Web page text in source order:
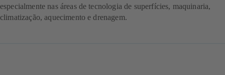
especialmente nas áreas de tecnologia de superfícies, maquinaria,
climatização, aquecimento e drenagem.